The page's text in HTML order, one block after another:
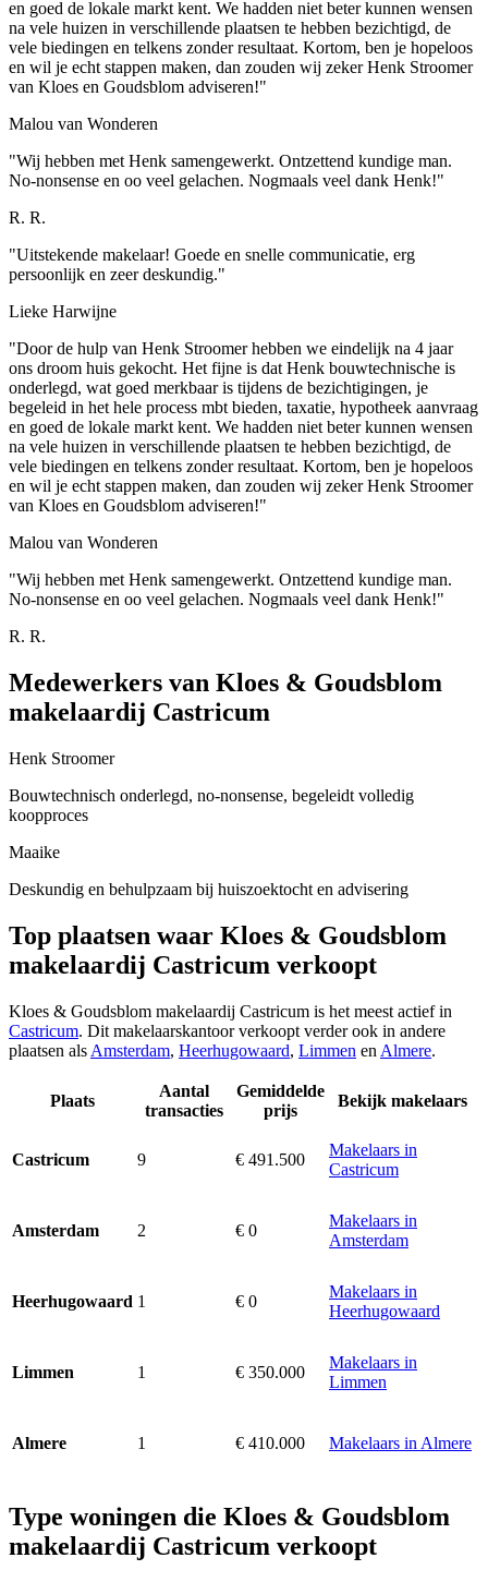
en goed de lokale markt kent. We hadden niet beter kunnen wensen
na vele huizen in verschillende plaatsen te hebben bezichtigd, de
vele biedingen en telkens zonder resultaat. Kortom, ben je hopeloos
en wil je echt stappen maken, dan zouden wij zeker Henk Stroomer
van Kloes en Goudsblom adviseren!"
Malou van Wonderen
"Wij hebben met Henk samengewerkt. Ontzettend kundige man.
No-nonsense en oo veel gelachen. Nogmaals veel dank Henk!"
R. R.
"Uitstekende makelaar! Goede en snelle communicatie, erg
persoonlijk en zeer deskundig."
Lieke Harwijne
"Door de hulp van Henk Stroomer hebben we eindelijk na 4 jaar
ons droom huis gekocht. Het fijne is dat Henk bouwtechnische is
onderlegd, wat goed merkbaar is tijdens de bezichtigingen, je
begeleid in het hele process mbt bieden, taxatie, hypotheek aanvraag
en goed de lokale markt kent. We hadden niet beter kunnen wensen
na vele huizen in verschillende plaatsen te hebben bezichtigd, de
vele biedingen en telkens zonder resultaat. Kortom, ben je hopeloos
en wil je echt stappen maken, dan zouden wij zeker Henk Stroomer
van Kloes en Goudsblom adviseren!"
Malou van Wonderen
"Wij hebben met Henk samengewerkt. Ontzettend kundige man.
No-nonsense en oo veel gelachen. Nogmaals veel dank Henk!"
R. R.
Medewerkers van Kloes & Goudsblom
makelaardij Castricum
Henk Stroomer
Bouwtechnisch onderlegd, no-nonsense, begeleidt volledig
koopproces
Maaike
Deskundig en behulpzaam bij huiszoektocht en advisering
Top plaatsen waar Kloes & Goudsblom
makelaardij Castricum verkoopt
Kloes & Goudsblom makelaardij Castricum is het meest actief in
Castricum. Dit makelaarskantoor verkoopt verder ook in andere
plaatsen als Amsterdam, Heerhugowaard, Limmen en Almere.
Plaats
Aantal
transacties
Gemiddelde
prijs
Bekijk makelaars
Castricum 9 € 491.500
Makelaars in
Castricum
Amsterdam 2 € 0
Makelaars in
Amsterdam
Heerhugowaard 1 € 0
Makelaars in
Heerhugowaard
Limmen 1 € 350.000
Makelaars in
Limmen
Almere 1 € 410.000 Makelaars in Almere
Type woningen die Kloes & Goudsblom
makelaardij Castricum verkoopt